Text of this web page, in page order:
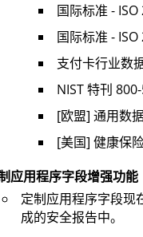
国际标准 -
国际标准 -
支付卡行业数
NIST 特刊
[欧盟] 通用数
[美国] 健康保
应用程序字段增强功能
定制应用程序字段现
成的安全报告中。